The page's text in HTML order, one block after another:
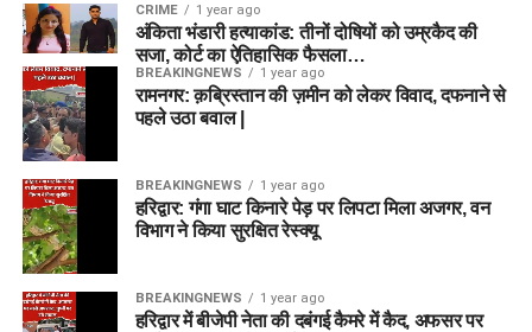
CRIME 1 year ago
अंकिता भंडारी हत्याकांड: तीनों दोषियों को उम्रकैद की
सजा, कोर्ट का ऐतिहासिक फैसला…
BREAKINGNEWS 1 year ago
रामनगर: क़ब्रिस्तान की ज़मीन को लेकर विवाद, दफनाने से
पहले उठा बवाल |
BREAKINGNEWS 1 year ago
हरिद्वार: गंगा घाट किनारे पेड़ पर लिपटा मिला अजगर, वन
विभाग ने किया सुरक्षित रेस्क्यू
BREAKINGNEWS 1 year ago
हरिद्वार में बीजेपी नेता की दबंगई कैमरे में कैद, अफसर पर